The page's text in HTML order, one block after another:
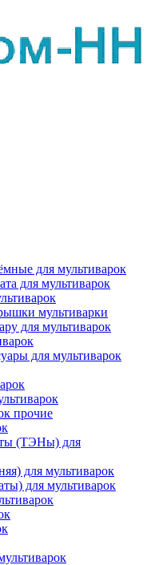
для мультиварок
для мультиварок
мультиварки
для мультиварок
для мультиварок
прочие
(ТЭНы) для
для мультиварок
для мультиварок